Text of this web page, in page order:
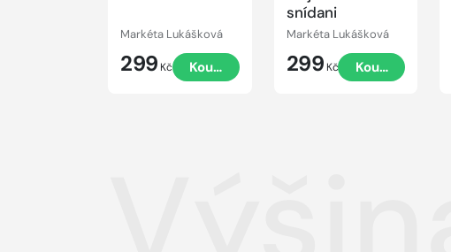
Markéta Lukášková
299 Kč Koupit
snídani
Markéta Lukášková
299 Kč Koupit